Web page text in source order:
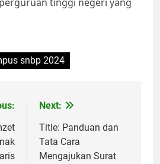
snbp 2024
Next:
Title: Panduan dan
Tata Cara
Mengajukan Surat